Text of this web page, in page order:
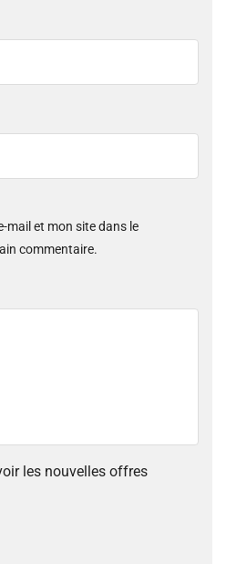
mail et mon site dans le
commentaire.
les nouvelles offres